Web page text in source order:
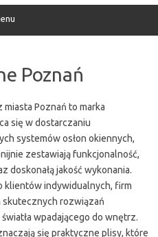
Poznań
miasta Poznań to marka
się w dostarczaniu
systemów osłon okiennych,
zestawiają funkcjonalność,
doskonałą jakość wykonania.
klientów indywidualnych, firm
rozwiązań
wpadającego do wnętrz.
się praktyczne plisy, które